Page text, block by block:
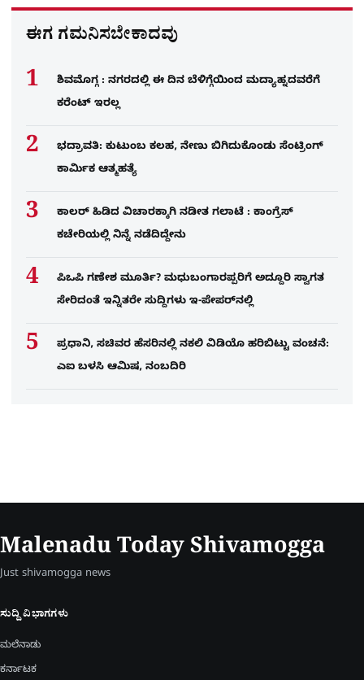
ಈಗ ಗಮನಿಸಬೇಕಾದವು
ಶಿವಮೊಗ್ಗ : ನಗರದಲ್ಲಿ ಈ ದಿನ ಬೆಳಿಗ್ಗೆಯಿಂದ ಮದ್ಯಾಹ್ನದವರೆಗೆ
ಕರೆಂಟ್​ ಇರಲ್ಲ
ಭದ್ರಾವತಿ: ಕುಟುಂಬ ಕಲಹ, ನೇಣು ಬಿಗಿದುಕೊಂಡು ಸೆಂಟ್ರಿಂಗ್​
ಕಾರ್ಮಿಕ ಆತ್ಮಹತ್ಯೆ
ಕಾಲರ್​​​ ಹಿಡಿದ ವಿಚಾರಕ್ಕಾಗಿ ನಡೀತ ಗಲಾಟೆ : ಕಾಂಗ್ರೆಸ್​
ಕಚೇರಿಯಲ್ಲಿ ನಿನ್ನೆ ನಡೆದಿದ್ದೇನು
ಪಿಒಪಿ ಗಣೇಶ ಮೂರ್ತಿ? ಮಧುಬಂಗಾರಪ್ಪರಿಗೆ ಅದ್ದೂರಿ ಸ್ವಾಗತ
ಸೇರಿದಂತೆ ಇನ್ನಿತರೇ ಸುದ್ದಿಗಳು ಇ-ಪೇಪರ್​ನಲ್ಲಿ
ಪ್ರಧಾನಿ, ಸಚಿವರ ಹೆಸರಿನಲ್ಲಿ ನಕಲಿ ವಿಡಿಯೊ ಹರಿಬಿಟ್ಟು ವಂಚನೆ:
ಎಐ ಬಳಸಿ ಆಮಿಷ, ನಂಬದಿರಿ
Malenadu Today Shivamogga
Just shivamogga news
ಸುದ್ದಿ ವಿಭಾಗಗಳು
ಮಲೆನಾಡು
ಕರ್ನಾಟಕ